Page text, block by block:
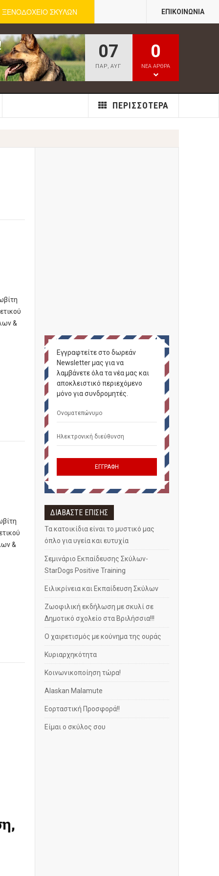
ΞΕΝΟΔΟΧΕΙΟ ΣΚΥΛΩΝ ΕΠΙΚΟΙΝΩΝΊΑ
07
ΠΑΡ,ΑΥΓ
0
ΝΕΑ ΑΡΘΡΑ
ΠΕΡΙΣΣΌΤΕΡΑ
&
&
Εγγραφτείτε στο δωρεάν
Newsletter μας για να
λαμβάνετε όλα τα νέα μας και
αποκλειστικό περιεχόμενο
μόνο για συνδρομητές.
ΔΙΑΒΑΣΤΕ ΕΠΙΣΗΣ
Τα κατοικίδια είναι το μυστικό μας
όπλο για υγεία και ευτυχία
Σεμινάριο Εκπαίδευσης Σκύλων-
StarDogs Positive Training
Ειλικρίνεια και Εκπαίδευση Σκύλων
Ζωοφιλική εκδήλωση με σκυλί σε
Δημοτικό σχολείο στα Βριλήσσια!!!
Ο χαιρετισμός με κούνημα της ουράς
Κυριαρχηκότητα
Κοινωνικοποίηση τώρα!
Alaskan Malamute
Εορταστική Προσφορά!!
Είμαι ο σκύλος σου